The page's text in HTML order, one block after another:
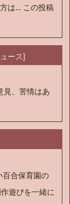
は... この投稿
ース]
見、苦情はあ
百合保育園の
遊びを一緒に